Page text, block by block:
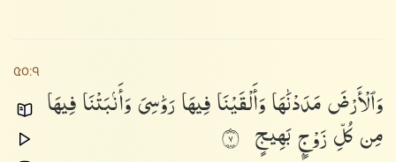
৫০:৭
وَٱلْأَرْضَمَدَدْنَٰهَاوَأَلْقَيْنَافِيهَارَوَٰسِىَوَأَنۢبَتْنَافِيهَا
مِنكُلِّزَوْجٍۭبَهِيجٍ ٧